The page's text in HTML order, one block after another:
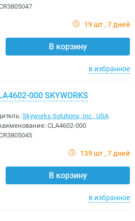
19 шт 7 дней
В корзину
в избранное
000 SKYWORKS
Skyworks Solutions, Inc., USA
CLA4602-000
139 шт 7 дней
В корзину
в избранное